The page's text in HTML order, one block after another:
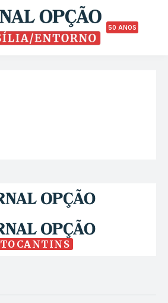
50 ANOS
TOCANTINS